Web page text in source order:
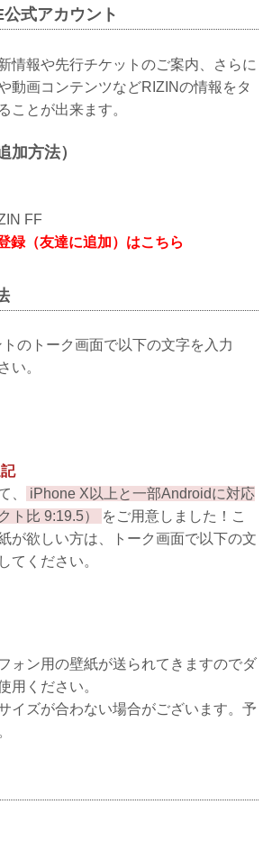
式アカウント
情報や先行チケットのご案内、さらに
動画コンテンツなどRIZINの情報をタ
ことが出来ます。
加方法）
FF
録（友達に追加）はこちら
のトーク画面で以下の文字を入力
い。
、
iPhone X以上と一部Androidに対応
ト比 9:19.5）
をご用意しました！こ
が欲しい方は、トーク画面で以下の文
てください。
ォン用の壁紙が送られてきますのでダ
用ください。
イズが合わない場合がございます。予